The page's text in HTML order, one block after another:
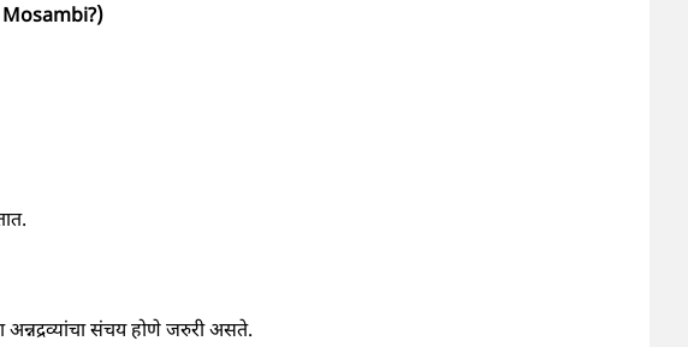
Mosambi?)
अन्नद्रव्यांचा संचय होणे जरुरी असते.